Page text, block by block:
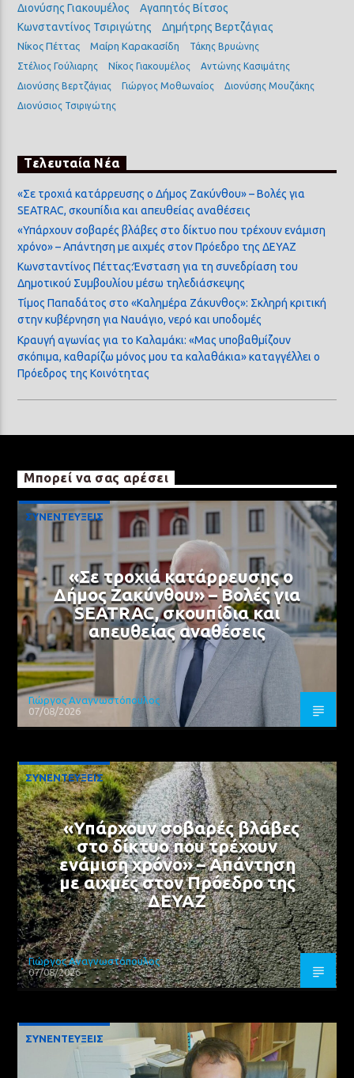
Διονύσης Γιακουμέλος
Αγαπητός Βίτσος
Κωνσταντίνος Τσιριγώτης
Δημήτρης Βερτζάγιας
Νίκος Πέττας Μαίρη Καρακασίδη
Τάκης Βρυώνης
Στέλιος Γούλιαρης
Νίκος Γιακουμέλος
Αντώνης Κασιμάτης
Διονύσης Βερτζάγιας
Γιώργος Μοθωναίος
Διονύσης Μουζάκης
Διονύσιος Τσιριγώτης
Τελευταία Νέα
«Σε τροχιά κατάρρευσης ο Δήμος Ζακύνθου» – Βολές για
SEATRAC, σκουπίδια και απευθείας αναθέσεις
«Υπάρχουν σοβαρές βλάβες στο δίκτυο που τρέχουν ενάμιση
χρόνο» – Απάντηση με αιχμές στον Πρόεδρο της ΔΕΥΑΖ
Κωνσταντίνος Πέττας:Ένσταση για τη συνεδρίαση του
Δημοτικού Συμβουλίου μέσω τηλεδιάσκεψης
Τίμος Παπαδάτος στο «Καλημέρα Ζάκυνθος»: Σκληρή κριτική
στην κυβέρνηση για Ναυάγιο, νερό και υποδομές
Κραυγή αγωνίας για το Καλαμάκι: «Μας υποβαθμίζουν
σκόπιμα, καθαρίζω μόνος μου τα καλαθάκια» καταγγέλλει ο
Πρόεδρος της Κοινότητας
Μπορεί να σας αρέσει
ΣΥΝΕΝΤΕΥΞΕΙΣ
«Σε τροχιά κατάρρευσης ο
Δήμος Ζακύνθου» – Βολές για
SEATRAC, σκουπίδια και
απευθείας αναθέσεις
Γιώργος Αναγνωστόπουλος
07/08/2026
ΣΥΝΕΝΤΕΥΞΕΙΣ
«Υπάρχουν σοβαρές βλάβες
στο δίκτυο που τρέχουν
ενάμιση χρόνο» – Απάντηση
με αιχμές στον Πρόεδρο της
ΔΕΥΑΖ
Γιώργος Αναγνωστόπουλος
07/08/2026
ΣΥΝΕΝΤΕΥΞΕΙΣ